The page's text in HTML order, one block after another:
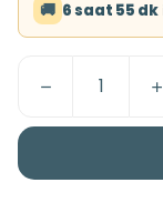
🚚 6 saat 55 dk